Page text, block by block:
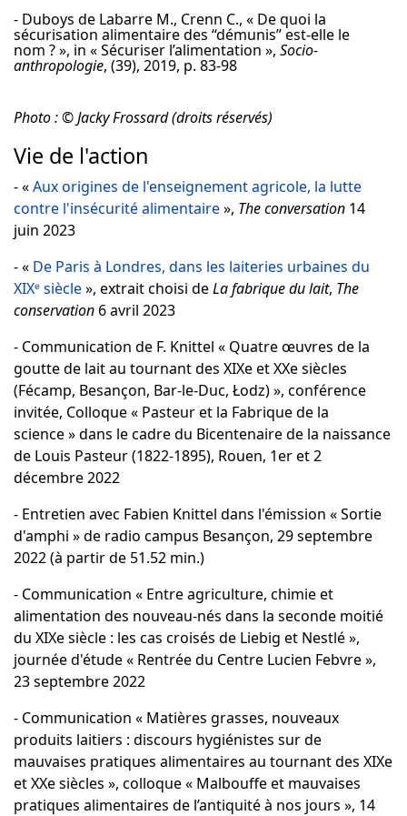
- Duboys de Labarre M., Crenn C., « De quoi la
sécurisation alimentaire des “démunis” est-elle le
nom ? », in « Sécuriser l’alimentation », Socio-
anthropologie, (39), 2019, p. 83-98
Photo : © Jacky Frossard (droits réservés)
Vie de l'action
- «Aux origines de l'enseignement agricole, la lutte
contre l'insécurité alimentaire», The conversation 14
juin 2023
- « De Paris à Londres, dans les laiteries urbaines du
XIXᵉ siècle», extrait choisi deLa fabrique du lait, The
conservation 6 avril 2023
- Communication de F. Knittel « Quatre œuvres de la
goutte de lait au tournant des XIXe et XXe siècles
(Fécamp, Besançon, Bar-le-Duc, Łodz) », conférence
invitée, Colloque « Pasteur et la Fabrique de la
science » dans le cadre du Bicentenaire de la naissance
de Louis Pasteur (1822-1895), Rouen, 1er et 2
décembre 2022
- Entretien avec Fabien Knittel dans l'émission « Sortie
d'amphi » de radio campus Besançon, 29 septembre
2022 (à partir de 51.52 min.)
- Communication « Entre agriculture, chimie et
alimentation des nouveau-nés dans la seconde moitié
du XIXe siècle : les cas croisés de Liebig et Nestlé »,
journée d'étude « Rentrée du Centre Lucien Febvre »,
23 septembre 2022
- Communication « Matières grasses, nouveaux
produits laitiers : discours hygiénistes sur de
mauvaises pratiques alimentaires au tournant des XIXe
et XXe siècles », colloque « Malbouffe et mauvaises
pratiques alimentaires de l’antiquité à nos jours », 14